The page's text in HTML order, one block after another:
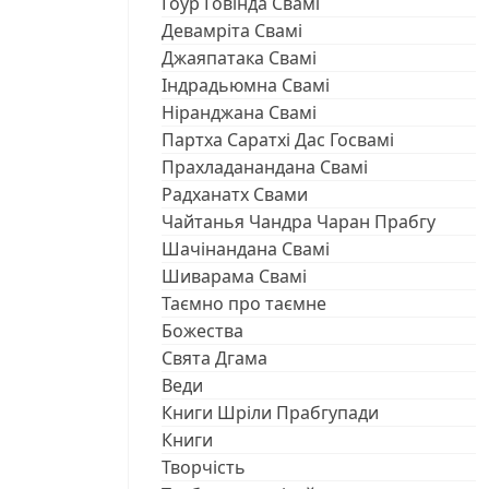
Девамріта Свамі
Джаяпатака Свамі
Індрадьюмна Свамі
Ніранджана Свамі
Партха Саратхі Дас Госвамі
Прахладанандана Свамі
Радханатх Свами
Чайтанья Чандра Чаран Прабгу
Шачінандана Свамі
Шиварама Свамі
Таємно про таємне
Божества
Свята Дгама
Веди
Книги Шріли Прабгупади
Книги
Творчість